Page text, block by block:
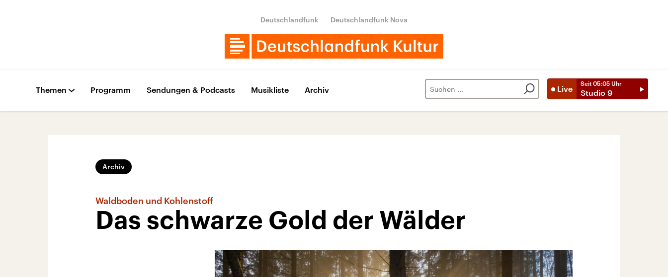
Deutschlandfunk Deutschlandfunk Nova
Live
Seit 05:05 Uhr
Studio 9
Themen Programm Sendungen & Podcasts Musikliste Archiv
Archiv
Waldboden und Kohlenstoff
Das schwarze Gold der Wälder